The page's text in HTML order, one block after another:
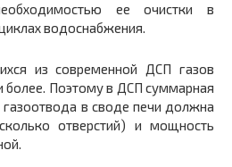
ее очистки в
водоснабжения.
из современной ДСП газов
более. Поэтому в ДСП суммарная
в своде печи должна
отверстий) и мощность